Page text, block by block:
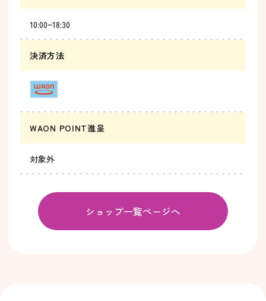
10:00~18:30
決済方法
WAON POINT進呈
対象外
ショップ一覧ページへ